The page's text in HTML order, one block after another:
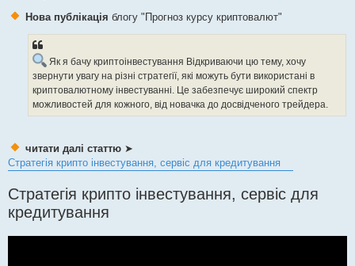
s
Нова публікація блогу "Прогноз курсу криптовалют"
Як я бачу криптоінвестування Відкриваючи цю тему, хочу
звернути увагу на різні стратегії, які можуть бути використані в
криптовалютному інвестуванні. Це забезпечує широкий спектр
можливостей для кожного, від новачка до досвідченого трейдера.
читати далі статтю ➤
Стратегія крипто інвестування, сервіс для кредитування
Стратегія крипто інвестування, сервіс для
кредитування